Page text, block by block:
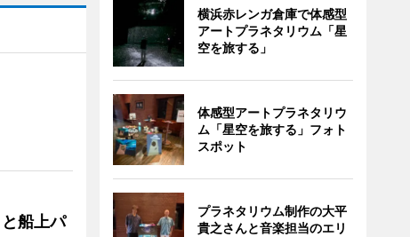
船上パ
横浜赤レンガ倉庫で体感型
アートプラネタリウム「星
空を旅する」
体感型アートプラネタリウ
ム「星空を旅する」フォト
スポット
プラネタリウム制作の大平
貴之さんと音楽担当のエリ